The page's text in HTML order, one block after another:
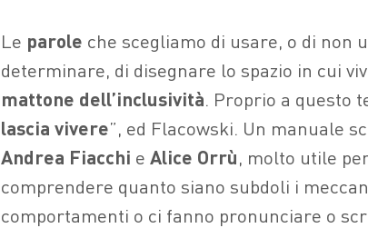
Le parole che scegliamo di usare, o di non
determinare, di disegnare lo spazio in cui
mattone dell’inclusività. Proprio a questo
lascia vivere”, ed Flacowski. Un manuale
Andrea Fiacchi e Alice Orrù, molto utile
comprendere quanto siano subdoli i
comportamenti o ci fanno pronunciare o